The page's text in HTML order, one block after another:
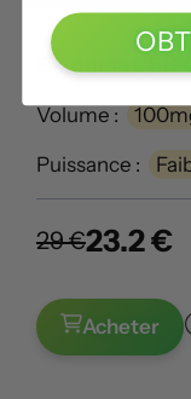
E-liquide
Volume :
Puissance :
29 €23.2 €
Acheter